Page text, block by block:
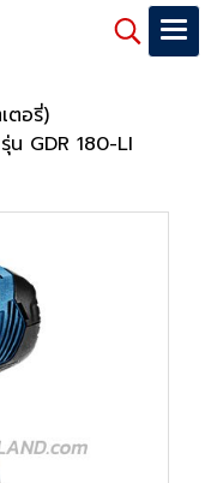
ตอรี่)
น GDR 180-LI